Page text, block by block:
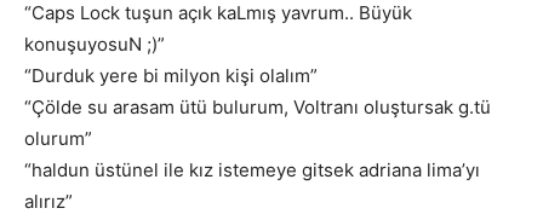
“Caps Lock tuşun açık kaLmış yavrum.. Büyük
konuşuyosuN ;)”
“Durduk yere bi milyon kişi olalım”
“Çölde su arasam ütü bulurum, Voltranı oluştursak g.tü
olurum”
“haldun üstünel ile kız istemeye gitsek adriana lima’yı
alırız”